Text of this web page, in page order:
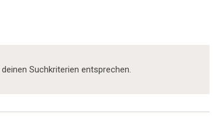
Suchkriterien entsprechen.